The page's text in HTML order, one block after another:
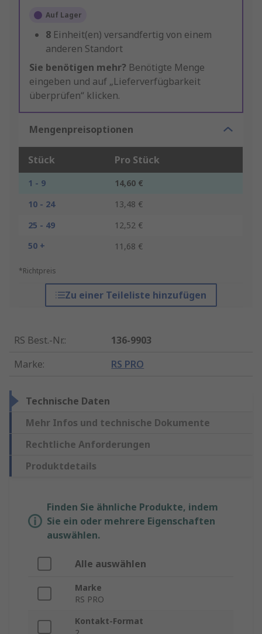
Auf Lager
8 Einheit(en) versandfertig von einem
anderen Standort
Sie benötigen mehr? Benötigte Menge
eingeben und auf „Lieferverfügbarkeit
überprüfen“ klicken.
Mengenpreisoptionen
Stück Pro Stück
1 - 9
14,60 €
10 - 24
13,48 €
25 - 49
12,52 €
50 +
11,68 €
*Richtpreis
Zu einer Teileliste hinzufügen
RS Best.-Nr.:
136-9903
Marke: RS PRO
Technische Daten
Mehr Infos und technische Dokumente
Rechtliche Anforderungen
Produktdetails
Finden Sie ähnliche Produkte, indem
Sie ein oder mehrere Eigenschaften
auswählen.
Alle auswählen
Marke
RS PRO
Kontakt-Format